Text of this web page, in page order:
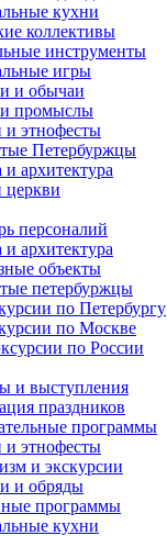
кухни
коллективы
инструменты
игры
и обычаи
и промыслы
и этнофесты
Петербуржцы
и архитектура
персоналий
и архитектура
объекты
петербуржцы
по Петербургу
по Москве
по России
и выступления
праздников
программы
и этнофесты
и экскурсии
и обряды
программы
кухни